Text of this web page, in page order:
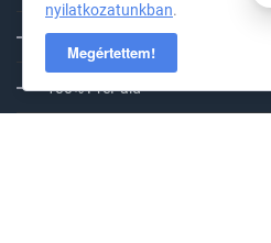
Elállási jog
100% PrePaid
nyilatkozatunkban.
Megértettem!